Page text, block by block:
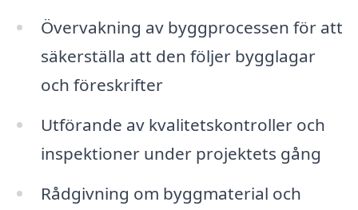
Övervakning av byggprocessen för att
säkerställa att den följer bygglagar
och föreskrifter
Utförande av kvalitetskontroller och
inspektioner under projektets gång
Rådgivning om byggmaterial och